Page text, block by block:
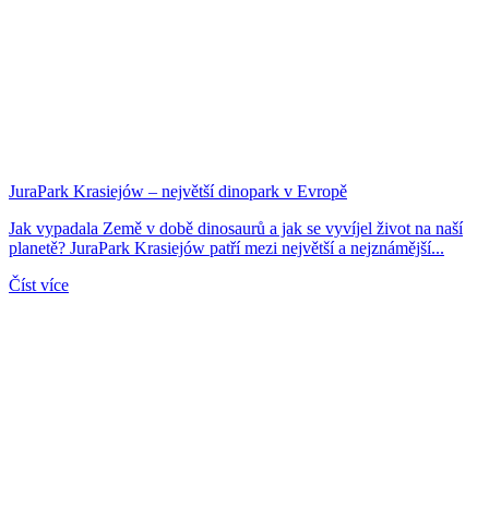
JuraPark Krasiejów – největší dinopark v Evropě
Jak vypadala Země v době dinosaurů a jak se vyvíjel život na naší
planetě? JuraPark Krasiejów patří mezi největší a nejznámější...
Číst více